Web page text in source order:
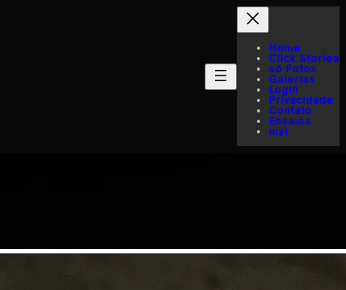
Home
Click Stories
só Fotos
Galerias
Login
Privacidade
Contato
Ensaios
myI